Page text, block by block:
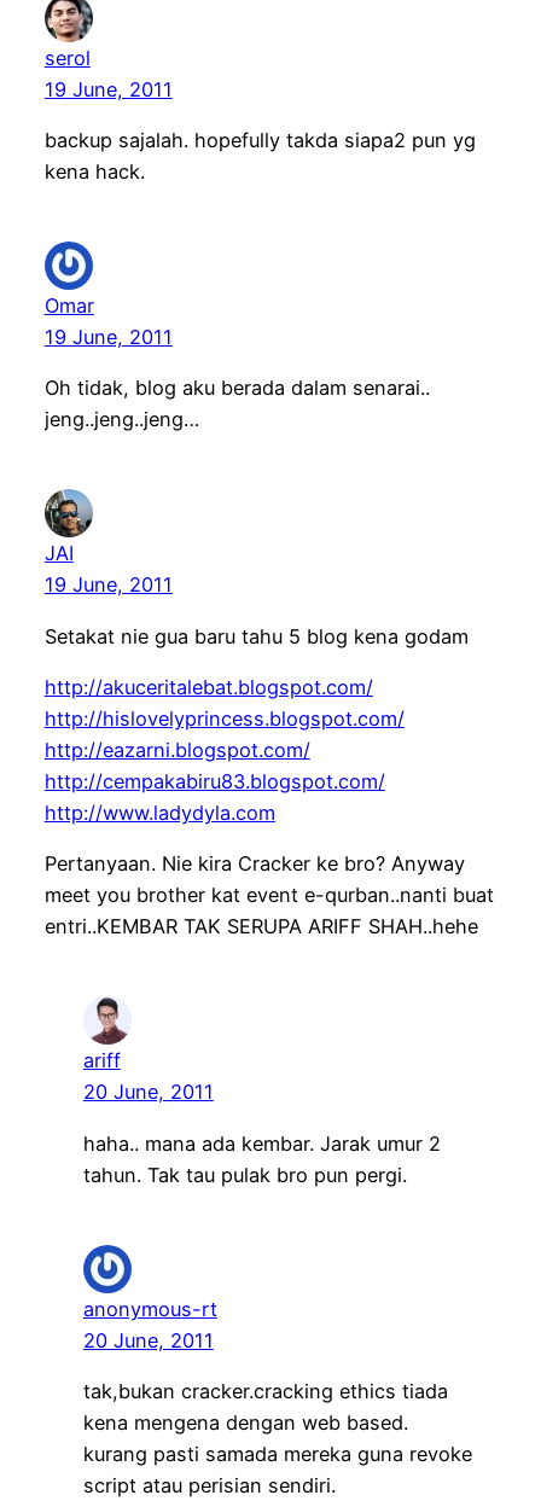
serol
19 June, 2011
backup sajalah. hopefully takda siapa2 pun yg
kena hack.
Omar
19 June, 2011
Oh tidak, blog aku berada dalam senarai..
jeng..jeng..jeng…
JAI
19 June, 2011
Setakat nie gua baru tahu 5 blog kena godam
http://akuceritalebat.blogspot.com/
http://hislovelyprincess.blogspot.com/
http://eazarni.blogspot.com/
http://cempakabiru83.blogspot.com/
http://www.ladydyla.com
Pertanyaan. Nie kira Cracker ke bro? Anyway
meet you brother kat event e-qurban..nanti buat
entri..KEMBAR TAK SERUPA ARIFF SHAH..hehe
ariff
20 June, 2011
haha.. mana ada kembar. Jarak umur 2
tahun. Tak tau pulak bro pun pergi.
anonymous-rt
20 June, 2011
tak,bukan cracker.cracking ethics tiada
kena mengena dengan web based.
kurang pasti samada mereka guna revoke
script atau perisian sendiri.